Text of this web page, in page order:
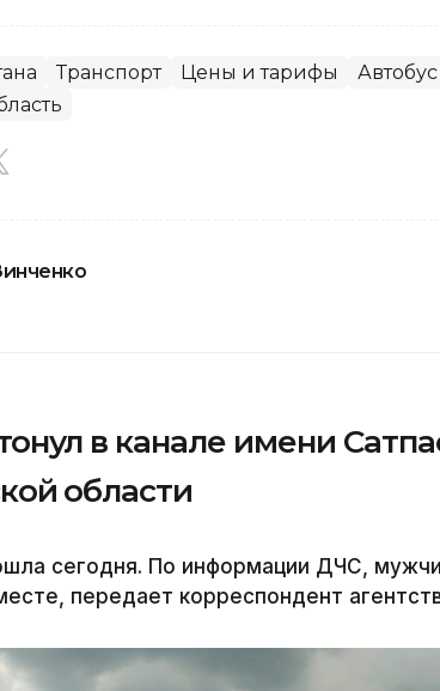
Транспорт Цены и тарифы Автобус
в канале имени
области
сегодня. По информации ДЧС,
передает корреспондент